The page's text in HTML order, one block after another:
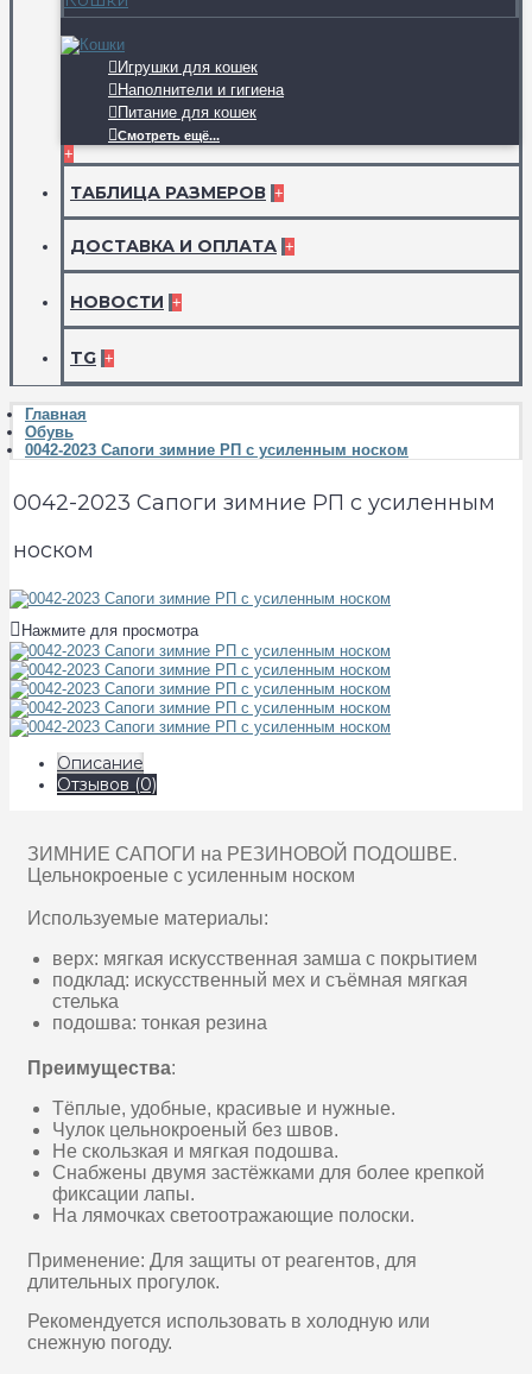
Игрушки для кошек
Наполнители и гигиена
Питание для кошек
Смотреть ещё...
+
ТАБЛИЦА РАЗМЕРОВ +
ДОСТАВКА И ОПЛАТА +
НОВОСТИ +
TG +
Главная
Обувь
0042-2023 Сапоги зимние РП с усиленным носком
0042-2023 Сапоги зимние РП с усиленным
носком
Нажмите для просмотра
Описание
Отзывов (0)
ЗИМНИЕ САПОГИ на РЕЗИНОВОЙ ПОДОШВЕ.
Цельнокроеные с усиленным носком
Используемые материалы:
верх: мягкая искусственная замша с покрытием
подклад: искусственный мех и съёмная мягкая
стелька
подошва: тонкая резина
Преимущества:
Тёплые, удобные, красивые и нужные.
Чулок цельнокроеный без швов.
Не скользкая и мягкая подошва.
Снабжены двумя застёжками для более крепкой
фиксации лапы.
На лямочках светоотражающие полоски.
Применение: Для защиты от реагентов, для
длительных прогулок.
Рекомендуется использовать в холодную или
снежную погоду.